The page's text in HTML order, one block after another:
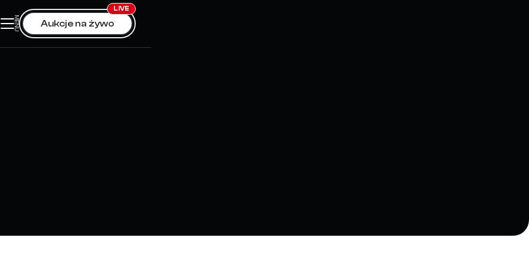
MENU Aukcje na żywo
LIVE